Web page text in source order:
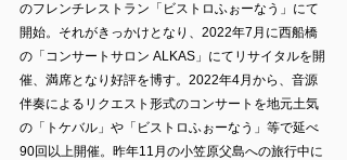
のフレンチレストラン「ビストロふぉーなう」にて
開始。それがきっかけとなり、2022年7月に西船橋
の「コンサートサロン ALKAS」にてリサイタルを開
催、満席となり好評を博す。2022年4月から、音源
伴奏によるリクエスト形式のコンサートを地元土気
の「トケバル」や「ビストロふぉーなう」等で延べ
90回以上開催。昨年11月の小笠原父島への旅行中に